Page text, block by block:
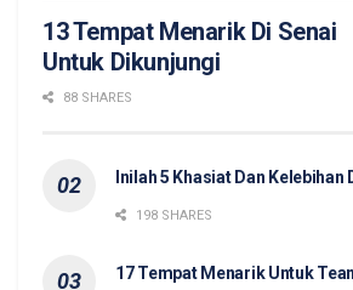
13 Tempat Menarik Di Senai
Untuk Dikunjungi
88 SHARES
Inilah 5 Khasiat Dan Kelebihan
198 SHARES
17 Tempat Menarik Untuk